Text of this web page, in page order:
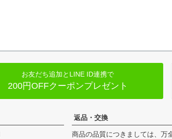
お友だち追加とLINE ID連携で
200円OFFクーポンプレゼント
返品・交換
商品の品質につきましては、万